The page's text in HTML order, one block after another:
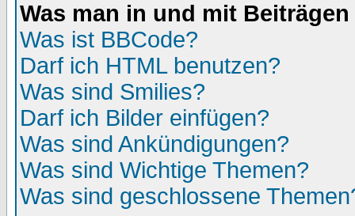
Was man in und mit
Was ist BBCode?
Darf ich HTML benutzen?
Was sind Smilies?
Darf ich Bilder einfügen?
Was sind Ankündigungen?
Was sind Wichtige Themen?
Was sind geschlossene